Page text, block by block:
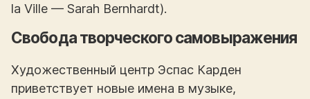
la Ville — Sarah Bernhardt).
Свобода творческого самовыражения
Художественный центр Эспас Карден
приветствует новые имена в музыке,